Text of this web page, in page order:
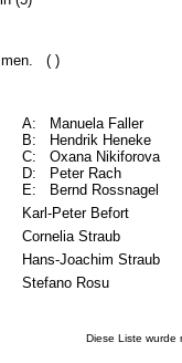
( )
A: Manuela Faller
B: Hendrik Heneke
C: Oxana Nikiforova
D: Peter Rach
E: Bernd Rossnagel
Karl-Peter Befort
Cornelia Straub
Hans-Joachim Straub
Stefano Rosu
Diese Liste wurde